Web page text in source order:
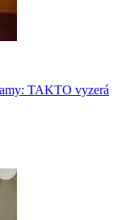
TAKTO vyzerá